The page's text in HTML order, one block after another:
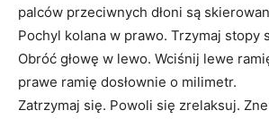
palców przeciwnych dłoni są
Pochyl kolana w prawo. Trzymaj stopy
Obróć głowę w lewo. Wciśnij lewe
prawe ramię dosłownie o milimetr.
Zatrzymaj się. Powoli się zrelaksuj.